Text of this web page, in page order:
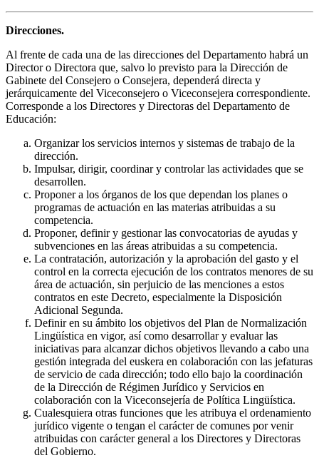
Direcciones.
Al frente de cada una de las direcciones del Departamento habrá un
Director o Directora que, salvo lo previsto para la Dirección de
Gabinete del Consejero o Consejera, dependerá directa y
jerárquicamente del Viceconsejero o Viceconsejera correspondiente.
Corresponde a los Directores y Directoras del Departamento de
Educación:
Organizar los servicios internos y sistemas de trabajo de la
dirección.
Impulsar, dirigir, coordinar y controlar las actividades que se
desarrollen.
Proponer a los órganos de los que dependan los planes o
programas de actuación en las materias atribuidas a su
competencia.
Proponer, definir y gestionar las convocatorias de ayudas y
subvenciones en las áreas atribuidas a su competencia.
La contratación, autorización y la aprobación del gasto y el
control en la correcta ejecución de los contratos menores de su
área de actuación, sin perjuicio de las menciones a estos
contratos en este Decreto, especialmente la Disposición
Adicional Segunda.
Definir en su ámbito los objetivos del Plan de Normalización
Lingüística en vigor, así como desarrollar y evaluar las
iniciativas para alcanzar dichos objetivos llevando a cabo una
gestión integrada del euskera en colaboración con las jefaturas
de servicio de cada dirección; todo ello bajo la coordinación
de la Dirección de Régimen Jurídico y Servicios en
colaboración con la Viceconsejería de Política Lingüística.
Cualesquiera otras funciones que les atribuya el ordenamiento
jurídico vigente o tengan el carácter de comunes por venir
atribuidas con carácter general a los Directores y Directoras
del Gobierno.